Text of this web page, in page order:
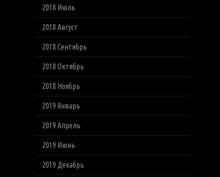
2018 Июль
2018 Август
2018 Сентябрь
2018 Октябрь
2018 Ноябрь
2019 Январь
2019 Апрель
2019 Июнь
2019 Декабрь